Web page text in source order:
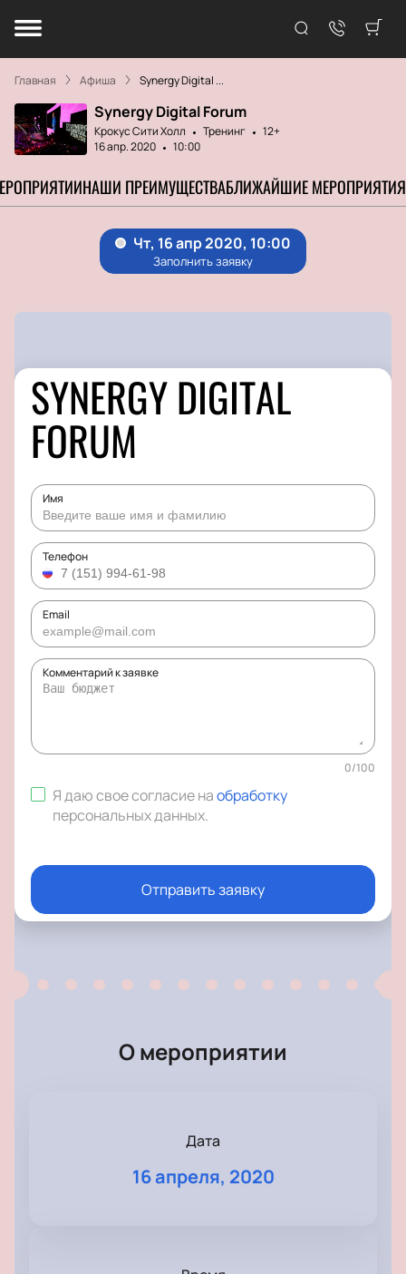
Главная Афиша Synergy Digital ...
Synergy Digital Forum
Крокус Сити Холл Тренинг
12+
16 апр. 2020
10:00
НАШИ ПРЕИМУЩЕСТВАБЛИЖАЙШИЕ МЕРОПРИЯТИЯ
SYNERGY DIGITAL
FORUM
Имя
Телефон
Email
Комментарий к заявке
0/100
Я даю свое согласие наобработку
персональных данных.
Отправить заявку
О мероприятии
Дата
16 апреля, 2020